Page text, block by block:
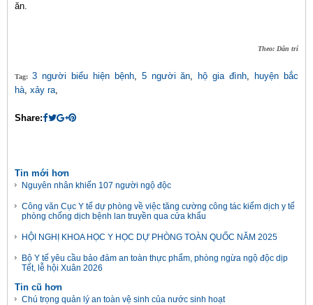
ăn.
Theo: Dân trí
Tag: 3 người biểu hiện bệnh, 5 người ăn, hộ gia đình,
huyện bắc
hà, xảy ra,
Share:
Tin mới hơn
Nguyên nhân khiến 107 người ngộ độc
Công văn Cục Y tế dự phòng về việc tăng cường công tác kiểm dịch y tế
phòng chống dịch bệnh lan truyền qua cửa khẩu
HỘI NGHỊ KHOA HỌC Y HỌC DỰ PHÒNG TOÀN QUỐC NĂM 2025
Bộ Y tế yêu cầu bảo đảm an toàn thực phẩm, phòng ngừa ngộ độc dịp
Tết, lễ hội Xuân 2026
Tin cũ hơn
Chú trọng quản lý an toàn vệ sinh của nước sinh hoạt